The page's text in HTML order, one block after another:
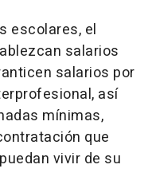
escolares, el
salarios
salarios por
así
mínimas,
que
vivir de su